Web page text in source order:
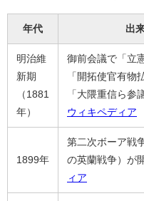
年代 出
明治維
新期
（1881
年）
御前会議で「立
「開拓使官有物
「大隈重信ら参
ウィキペディア
1899年
第二次ボーア戦
の英蘭戦争）が
ィア